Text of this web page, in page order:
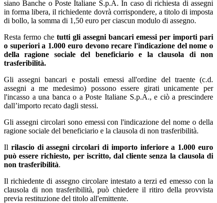
siano Banche o Poste Italiane S.p.A. In caso di richiesta di assegni
in forma libera, il richiedente dovrà corrispondere, a titolo di imposta
di bollo, la somma di 1,50 euro per ciascun modulo di assegno.
Resta fermo che tutti gli assegni bancari emessi per importi pari
o superiori a 1.000 euro devono recare l'indicazione del nome o
della ragione sociale del
beneficiario e la clausola di non
trasferibilità.
Gli assegni bancari e postali emessi all'ordine del traente (c.d.
assegni a me medesimo) possono essere girati unicamente per
l'incasso a una banca o a Poste Italiane S.p.A., e ciò a prescindere
dall’importo recato dagli stessi.
Gli assegni circolari sono emessi con l'indicazione del nome o della
ragione sociale del beneficiario e la clausola di non trasferibilità.
Il rilascio di assegni circolari di importo inferiore a 1.000 euro
può essere richiesto, per iscritto, dal cliente senza la clausola di
non trasferibilità.
Il richiedente di assegno circolare intestato a terzi ed emesso con la
clausola di non trasferibilità, può chiedere il ritiro della provvista
previa restituzione del titolo all'emittente.